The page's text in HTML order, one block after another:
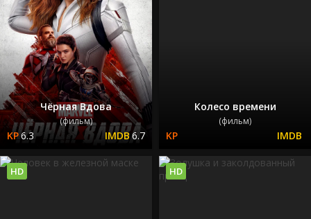
Чёрная Вдова
(фильм)
6.3 6.7
Колесо времени
(фильм)
HD HD